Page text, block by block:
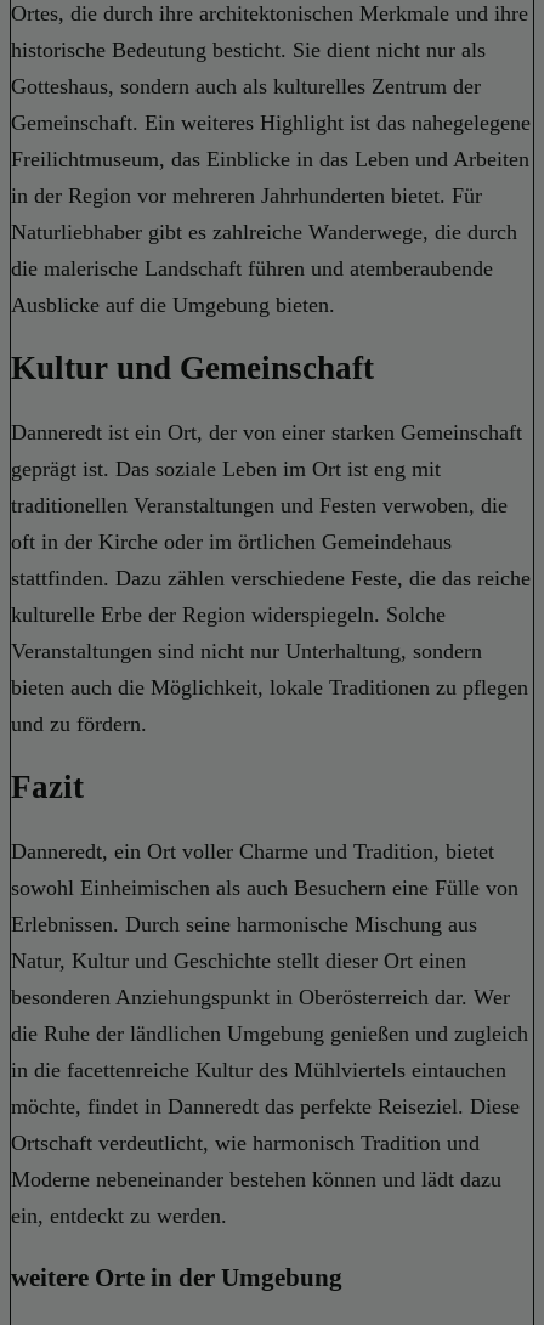
Ortes, die durch ihre architektonischen Merkmale und ihre
historische Bedeutung besticht. Sie dient nicht nur als
Gotteshaus, sondern auch als kulturelles Zentrum der
Gemeinschaft. Ein weiteres Highlight ist das nahegelegene
Freilichtmuseum, das Einblicke in das Leben und Arbeiten
in der Region vor mehreren Jahrhunderten bietet. Für
Naturliebhaber gibt es zahlreiche Wanderwege, die durch
die malerische Landschaft führen und atemberaubende
Ausblicke auf die Umgebung bieten.
Kultur und Gemeinschaft
Danneredt ist ein Ort, der von einer starken Gemeinschaft
geprägt ist. Das soziale Leben im Ort ist eng mit
traditionellen Veranstaltungen und Festen verwoben, die
oft in der Kirche oder im örtlichen Gemeindehaus
stattfinden. Dazu zählen verschiedene Feste, die das reiche
kulturelle Erbe der Region widerspiegeln. Solche
Veranstaltungen sind nicht nur Unterhaltung, sondern
bieten auch die Möglichkeit, lokale Traditionen zu pflegen
und zu fördern.
Fazit
Danneredt, ein Ort voller Charme und Tradition, bietet
sowohl Einheimischen als auch Besuchern eine Fülle von
Erlebnissen. Durch seine harmonische Mischung aus
Natur, Kultur und Geschichte stellt dieser Ort einen
besonderen Anziehungspunkt in Oberösterreich dar. Wer
die Ruhe der ländlichen Umgebung genießen und zugleich
in die facettenreiche Kultur des Mühlviertels eintauchen
möchte, findet in Danneredt das perfekte Reiseziel. Diese
Ortschaft verdeutlicht, wie harmonisch Tradition und
Moderne nebeneinander bestehen können und lädt dazu
ein, entdeckt zu werden.
weitere Orte in der Umgebung